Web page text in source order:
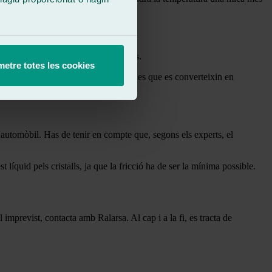
totes les cookies
a preservar les llunes.
casos, provocar petites esquerdes que es converteixin en
Has de tenir en compte que, segons els experts, el
líquid pels cristalls, ja que la fricció ha de ser la mínima possible.
contacta amb Ralarsa. Al cap i a la fi, es tracta de